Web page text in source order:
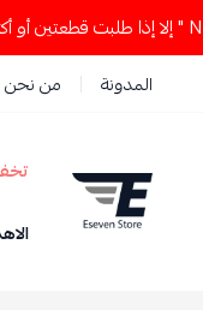
المدونة من نحن
STORE